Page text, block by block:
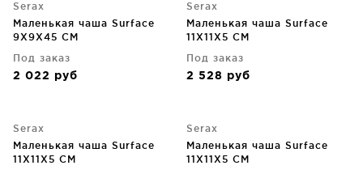
Serax
Маленькая чаша Surface
9X9X45 CM
Под заказ
2 022 руб
Serax
Маленькая чаша Surface
11X11X5 CM
Под заказ
2 528 руб
Serax
Маленькая чаша Surface
11X11X5 CM
Serax
Маленькая чаша Surface
11X11X5 CM